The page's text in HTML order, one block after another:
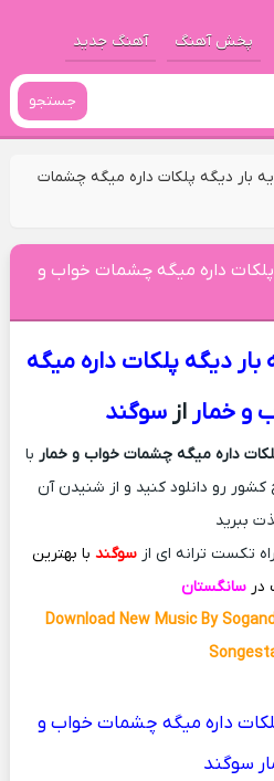
پخش آهنگ آهنگ جدید
جستجو
بار دیگه پلکات داره میگه چشمات
پلکات داره میگه چشمات خواب و
بار دیگه پلکات داره میگه
و خمار از سوگند
داره میگه چشمات خواب و خمار با
رو دانلود کنید و از شنیدن آن
ببرید
تکست ترانه ای از سوگند با بهترین
در سانگستان
Download New Music By
داره میگه چشمات خواب و
سوگند